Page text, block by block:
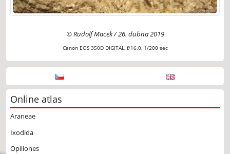
© Rudolf Macek / 26. dubna 2019
Canon EOS 350D DIGITAL, f/16.0, 1/200 sec
Online atlas
Araneae
Ixodida
Opiliones